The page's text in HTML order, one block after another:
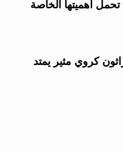
أهميتها الخاصة
كروي مثير يمتد